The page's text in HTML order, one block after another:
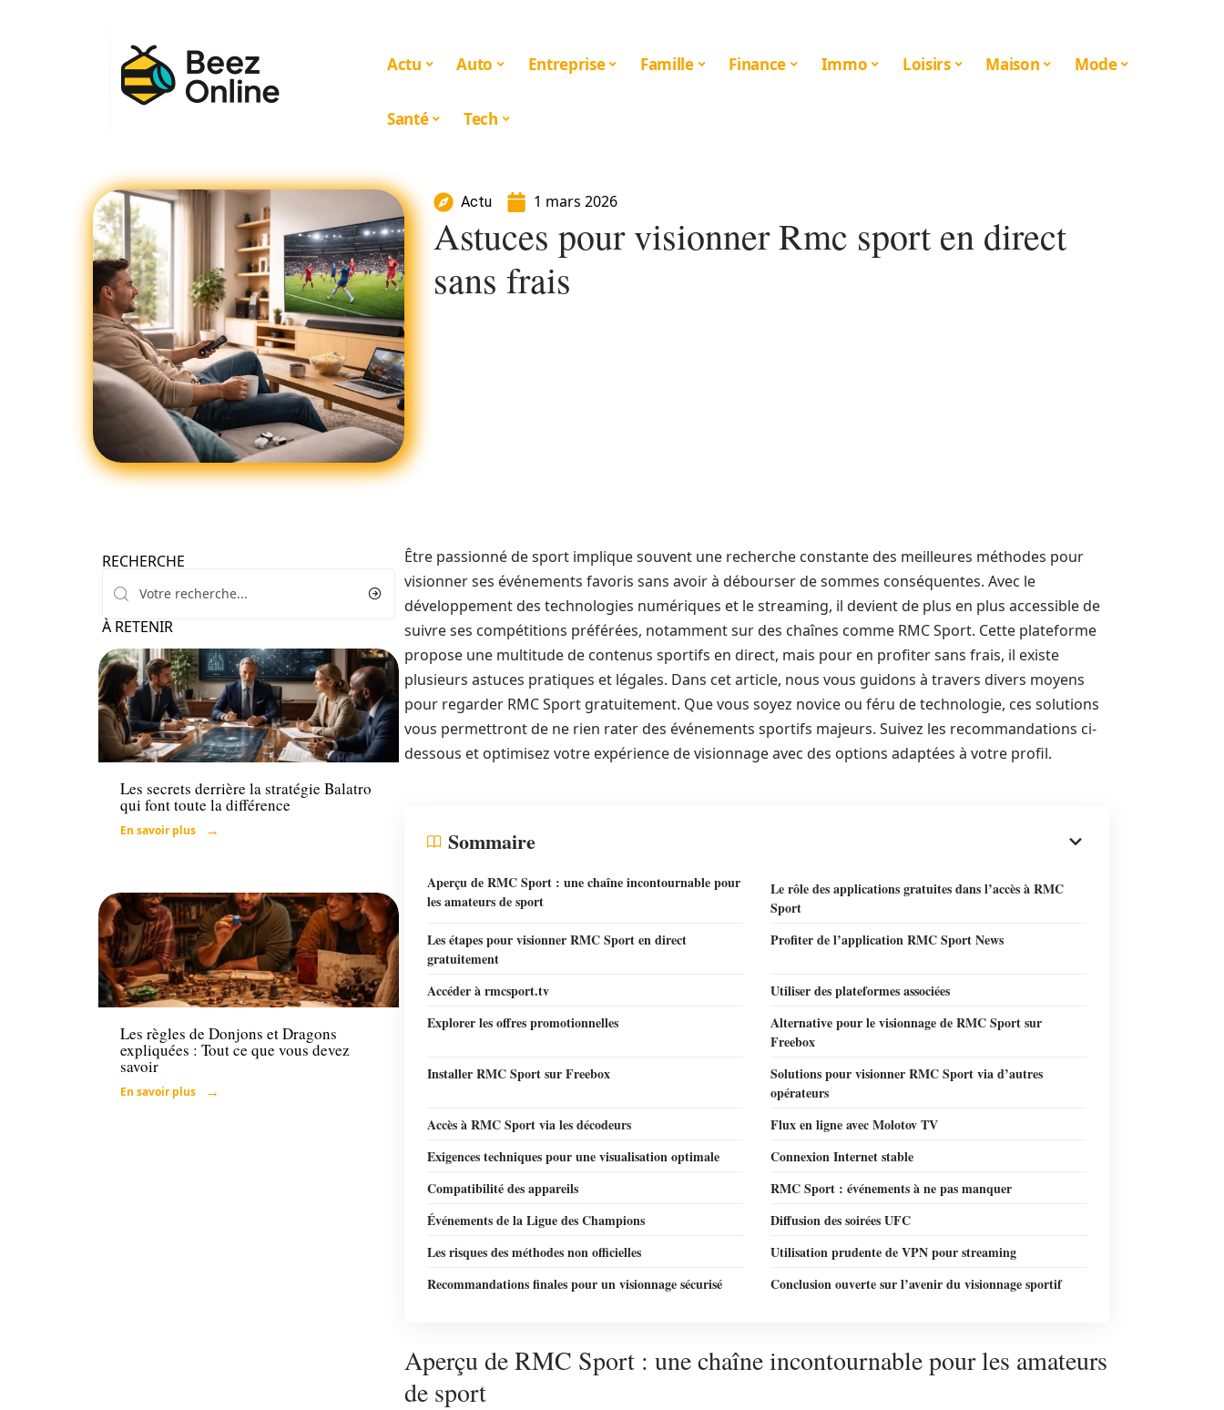
Actu Auto Entreprise Famille Finance Immo Loisirs Maison Mode
Santé Tech
Actu 1 mars 2026
Astuces pour visionner Rmc sport en direct
sans frais
RECHERCHE
À RETENIR
Tech
Les secrets derrière la stratégie Balatro
qui font toute la différence
En savoir plus
Famille
Les règles de Donjons et Dragons
expliquées : Tout ce que vous devez
savoir
En savoir plus
Être passionné de sport implique souvent une recherche constante des meilleures méthodes pour
visionner ses événements favoris sans avoir à débourser de sommes conséquentes. Avec le
développement des technologies numériques et le streaming, il devient de plus en plus accessible de
suivre ses compétitions préférées, notamment sur des chaînes comme RMC Sport. Cette plateforme
propose une multitude de contenus sportifs en direct, mais pour en profiter sans frais, il existe
plusieurs astuces pratiques et légales. Dans cet article, nous vous guidons à travers divers moyens
pour regarder RMC Sport gratuitement. Que vous soyez novice ou féru de technologie, ces solutions
vous permettront de ne rien rater des événements sportifs majeurs. Suivez les recommandations ci-
dessous et optimisez votre expérience de visionnage avec des options adaptées à votre profil.
Sommaire
Aperçu de RMC Sport : une chaîne incontournable pour
les amateurs de sport
Le rôle des applications gratuites dans l’accès à RMC
Sport
Les étapes pour visionner RMC Sport en direct
gratuitement
Profiter de l’application RMC Sport News
Accéder à rmcsport.tv
Utiliser des plateformes associées
Explorer les offres promotionnelles
Alternative pour le visionnage de RMC Sport sur
Freebox
Installer RMC Sport sur Freebox
Solutions pour visionner RMC Sport via d’autres
opérateurs
Accès à RMC Sport via les décodeurs
Flux en ligne avec Molotov TV
Exigences techniques pour une visualisation optimale
Connexion Internet stable
Compatibilité des appareils
RMC Sport : événements à ne pas manquer
Événements de la Ligue des Champions
Diffusion des soirées UFC
Les risques des méthodes non officielles
Utilisation prudente de VPN pour streaming
Recommandations finales pour un visionnage sécurisé
Conclusion ouverte sur l’avenir du visionnage sportif
Aperçu de RMC Sport : une chaîne incontournable pour les amateurs
de sport